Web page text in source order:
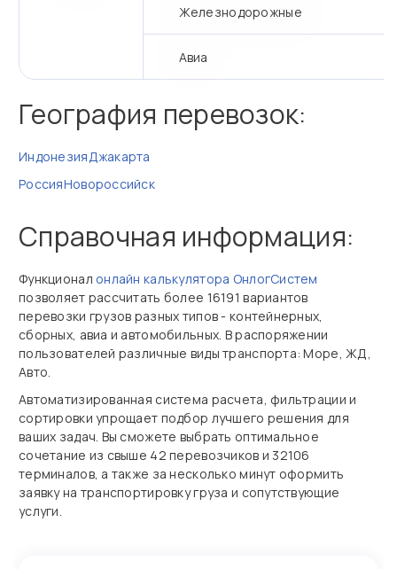
Железнодорожные
Авиа
География перевозок:
ИндонезияДжакарта
РоссияНовороссийск
Справочная информация:
Функционал онлайн калькулятора ОнлогСистем
позволяет рассчитать более 16191 вариантов
перевозки грузов разных типов - контейнерных,
сборных, авиа и автомобильных. В распоряжении
пользователей различные виды транспорта: Море, ЖД,
Авто.
Автоматизированная система расчета, фильтрации и
сортировки упрощает подбор лучшего решения для
ваших задач. Вы сможете выбрать оптимальное
сочетание из свыше 42 перевозчиков и 32106
терминалов, а также за несколько минут оформить
заявку на транспортировку груза и сопутствующие
услуги.